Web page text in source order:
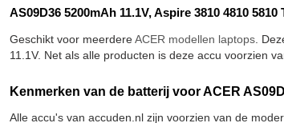
AS09D36 5200mAh 11.1V, Aspire 3810 4810
Geschikt voor meerdereACER modellen laptops.
11.1V. Net als alle producten is deze accu voorzien
Kenmerken van de batterij voor ACER
Alle accu's van accuden.nl zijn voorzien van de